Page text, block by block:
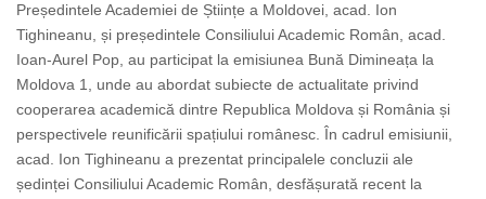
Președintele Academiei de Științe a Moldovei, acad. Ion
Tighineanu, și președintele Consiliului Academic Român, acad.
Ioan-Aurel Pop, au participat la emisiunea Bună Dimineața la
Moldova 1, unde au abordat subiecte de actualitate privind
cooperarea academică dintre Republica Moldova și România și
perspectivele reunificării spațiului românesc. În cadrul emisiunii,
acad. Ion Tighineanu a prezentat principalele concluzii ale
ședinței Consiliului Academic Român, desfășurată recent la